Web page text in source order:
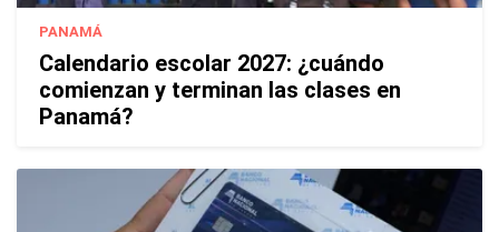
PANAMÁ
Calendario escolar 2027: ¿cuándo
comienzan y terminan las clases en
Panamá?